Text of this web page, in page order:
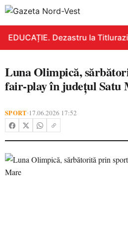
EDUCAȚIE. Dezastru la
Luna Olimpică,
fair-play în județul Satu
SPORT•17.06.2026 17:52